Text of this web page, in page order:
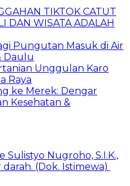
TIKTOK CATUT
DAN WISATA ADALAH
Pungutan Masuk di Air
Daulu
Unggulan Karo
Raya
ke Merek: Dengar
Kesehatan &